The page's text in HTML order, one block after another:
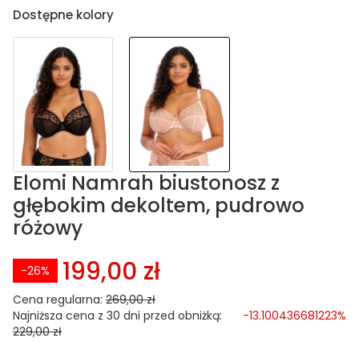
Dostępne kolory
Elomi Namrah biustonosz z
głębokim dekoltem, pudrowo
różowy
199,00 zł
Cena regularna: 269,00 zł
-26%
Najniższa cena z 30 dni przed obniżką:
229,00 zł
-13.100436681223%